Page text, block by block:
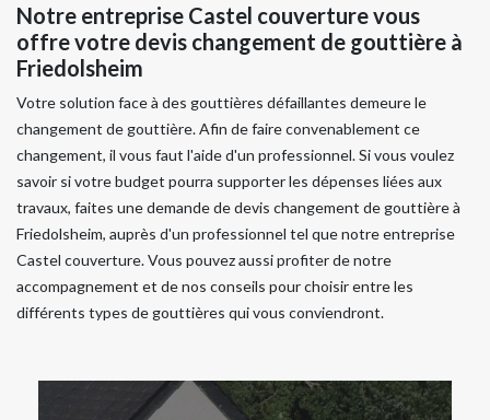
Notre entreprise Castel couverture vous
offre votre devis changement de gouttière à
Friedolsheim
Votre solution face à des gouttières défaillantes demeure le
changement de gouttière. Afin de faire convenablement ce
changement, il vous faut l'aide d'un professionnel. Si vous voulez
savoir si votre budget pourra supporter les dépenses liées aux
travaux, faites une demande de devis changement de gouttière à
Friedolsheim, auprès d'un professionnel tel que notre entreprise
Castel couverture. Vous pouvez aussi profiter de notre
accompagnement et de nos conseils pour choisir entre les
différents types de gouttières qui vous conviendront.